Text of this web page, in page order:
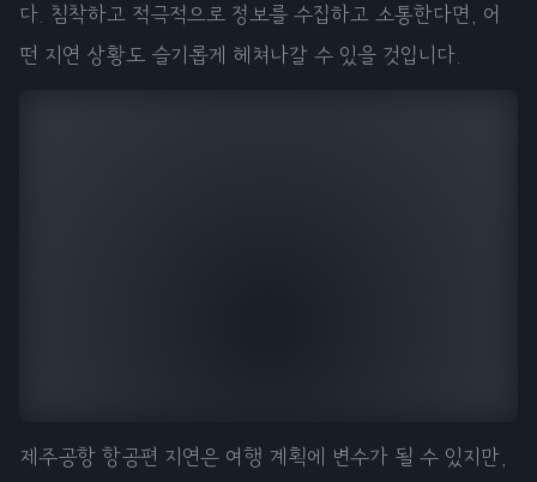
다. 침착하고 적극적으로 정보를 수집하고 소통한다면, 어
떤 지연 상황도 슬기롭게 헤쳐나갈 수 있을 것입니다.
제주공항 항공편 지연은 여행 계획에 변수가 될 수 있지만,